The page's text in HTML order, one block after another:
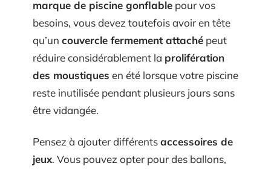
marque de piscine gonflable pour vos
besoins, vous devez toutefois avoir en tête
qu’un couvercle fermement attaché peut
réduire considérablement la prolifération
des moustiques en été lorsque votre piscine
reste inutilisée pendant plusieurs jours sans
être vidangée.
Pensez à ajouter différentsaccessoires de
jeux. Vous pouvez opter pour des ballons,